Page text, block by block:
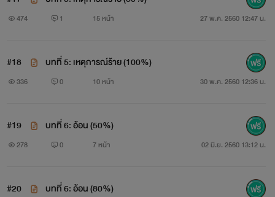
474 1 15 หน้า 27 พ.ค. 2560 12:47 น.
#18 บทที่ 5: เหตุการณ์ร้าย (100%)
336 0 10 หน้า 30 พ.ค. 2560 12:36 น.
#19 บทที่ 6: อ้อน (50%)
278 0 7 หน้า 02 มิ.ย. 2560 13:12 น.
#20 บทที่ 6: อ้อน (80%)